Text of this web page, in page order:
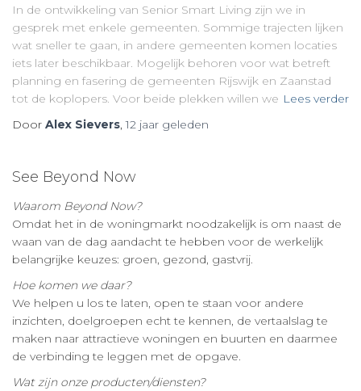
In de ontwikkeling van Senior Smart Living zijn we in
gesprek met enkele gemeenten. Sommige trajecten lijken
wat sneller te gaan, in andere gemeenten komen locaties
iets later beschikbaar. Mogelijk behoren voor wat betreft
planning en fasering de gemeenten Rijswijk en Zaanstad
tot de koplopers. Voor beide plekken willen we Lees verder
Door Alex Sievers,12 jaar geleden
See Beyond Now
Waarom Beyond Now?
Omdat het in de woningmarkt noodzakelijk is om naast de
waan van de dag aandacht te hebben voor de werkelijk
belangrijke keuzes: groen, gezond, gastvrij.
Hoe komen we daar?
We helpen u los te laten, open te staan voor andere
inzichten, doelgroepen echt te kennen, de vertaalslag te
maken naar attractieve woningen en buurten en daarmee
de verbinding te leggen met de opgave.
Wat zijn onze producten/diensten?